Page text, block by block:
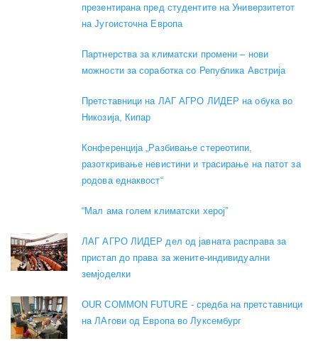
презентирана пред студентите на Универзитетот
на Југоисточна Европа
Партнерства за климатски промени – нови
можности за соработка со Република Австрија
Претставници на ЛАГ АГРО ЛИДЕР на обука во
Никозија, Кипар
Конференција „Разбивање стереотипи,
разоткривање невистини и трасирање на патот за
родова еднаквост“
“Мал ама голем климатски херој”
ЛАГ АГРО ЛИДЕР дел од јавната расправа за
пристап до права за жените-индивидуални
земјоделки
OUR COMMON FUTURE - средба на претставници
на ЛАгови од Европа во Луксембург